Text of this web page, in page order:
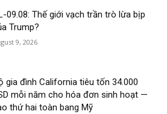
09.08: Thế giới vạch trần trò lừa bịp
Trump?
9, 2026
gia đình California tiêu tốn 34.000
mỗi năm cho hóa đơn sinh hoạt —
thứ hai toàn bang Mỹ